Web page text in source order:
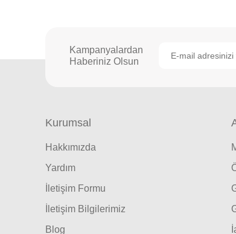
Kampanyalardan
Haberiniz Olsun
Kurumsal
Hakkımızda
Yardım
İletişim Formu
İletişim Bilgilerimiz
Blog